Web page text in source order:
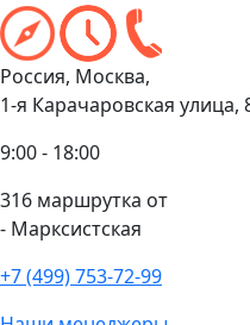
Россия, Москва,
1-я Карачаровская улица,
9:00 - 18:00
316 маршрутка от
- Марксистская
+7 (499) 753-72-99